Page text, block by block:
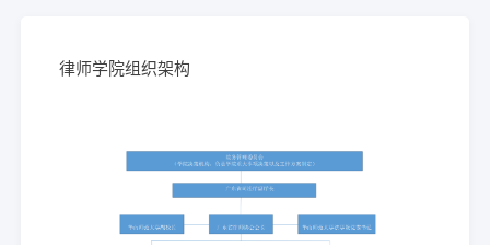
律师学院组织架构